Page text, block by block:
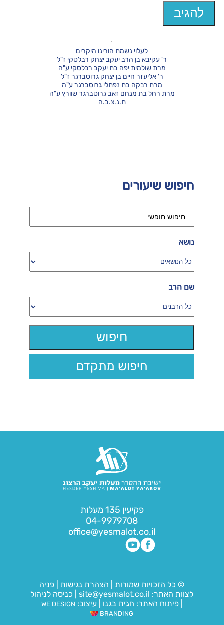
חיפוש שיעורים
נושא
שם הרב
חיפוש מתקדם
לעלוי נשמת הורינו היקרים
ר' עקיבא בן הרב יעקב יצחק רבלסקי ז"ל
מרת שולמית יפה בת יעקב רבלסקי ע"ה
ר' אליעזר חיים בן יצחק גרוסברגר ז"ל
מרת רבקה בת נפתלי גרוסברגר ע"ה
מרת רחל בת מנחם זאב גרוסברגר שוורץ ע"ה
ת.נ.צ.ב.ה
פקיעין 135 מעלות
04-9979708
office@yesmalot.co.il
© כל הזכויות שמורות הצהרת נגישות
פניה
לצוות האתר: site@yesmalot.co.il
כניסה לניהול
|פיתוח האתר: חגית בגנו עיצוב: WE DESIGN
BRANDING